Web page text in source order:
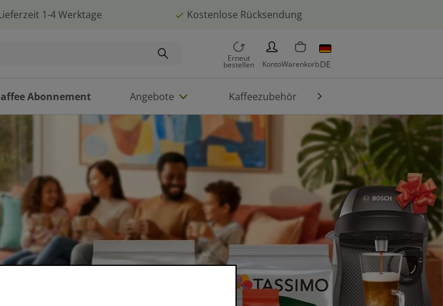
1-4 Werktage Kostenlose Rücksendung
Erneut
bestellen
PERSON
KontoWarenkorbDE
Abonnement Angebote Kaffeezubehör